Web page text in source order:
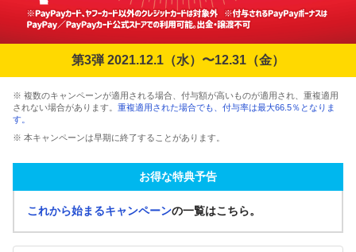
第3弾 2021.12.1（水）〜12.31（金）
※ 複数のキャンペーンが適用される場合、付与額が高いものが適用され、重複適用
されない場合があります。 重複適用された場合でも、付与率は最大66.5％となりま
す。
※ 本キャンペーンは早期に終了することがあります。
お得な特典予告
これから始まるキャンペーンの一覧はこちら。